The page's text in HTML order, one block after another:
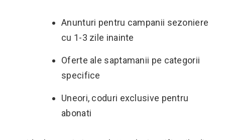
Anunturi pentru campanii sezoniere
cu 1-3 zile inainte
Oferte ale saptamanii pe categorii
specifice
Uneori, coduri exclusive pentru
abonati